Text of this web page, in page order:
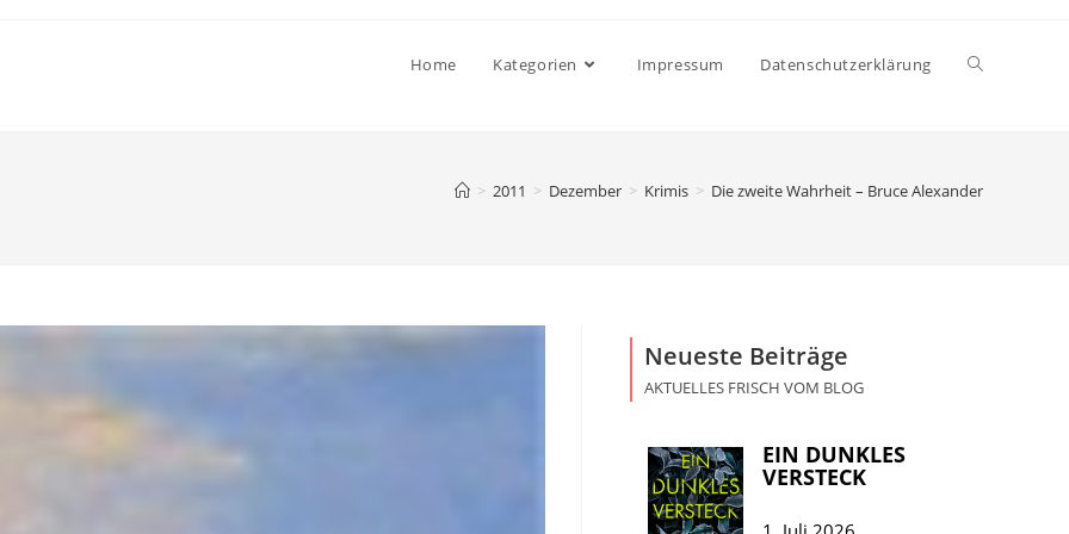
Home Kategorien Impressum Datenschutzerklärung
> 2011 > Dezember > Krimis > Die zweite Wahrheit – Bruce Alexander
Neueste Beiträge
AKTUELLES FRISCH VOM BLOG
EIN DUNKLES
VERSTECK